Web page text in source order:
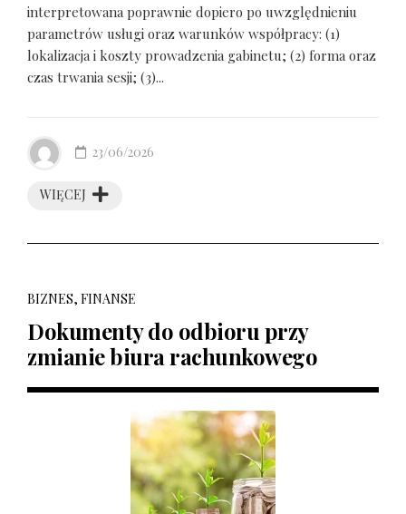
interpretowana poprawnie dopiero po uwzględnieniu
parametrów usługi oraz warunków współpracy: (1)
lokalizacja i koszty prowadzenia gabinetu; (2) forma oraz
czas trwania sesji; (3)...
WIĘCEJ
23/06/2026
BIZNES, FINANSE
Dokumenty do odbioru przy
zmianie biura rachunkowego